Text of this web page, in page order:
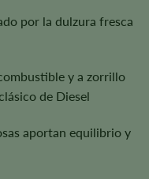
por la dulzura fresca
y a zorrillo
de Diesel
aportan equilibrio y